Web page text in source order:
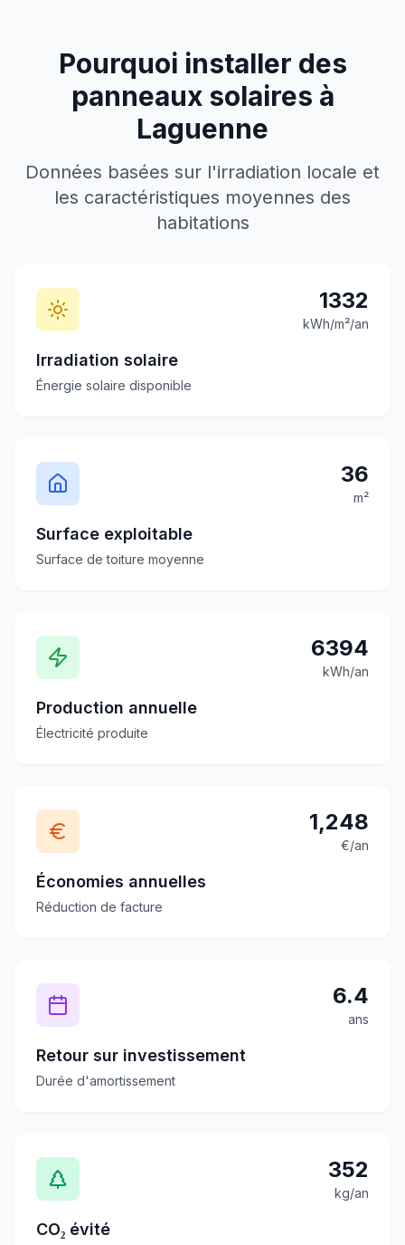
Pourquoi installer des
panneaux solaires à
Laguenne
Données basées sur l'irradiation locale et
les caractéristiques moyennes des
habitations
1332
kWh/m²/an
Irradiation solaire
Énergie solaire disponible
36
m²
Surface exploitable
Surface de toiture moyenne
6394
kWh/an
Production annuelle
Électricité produite
1,248
€/an
Économies annuelles
Réduction de facture
6.4
ans
Retour sur investissement
Durée d'amortissement
352
kg/an
CO₂ évité